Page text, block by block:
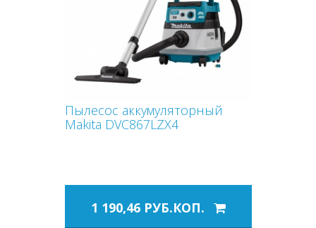
Пылесос аккумуляторный
Makita DVC867LZX4
1 190,46 РУБ.КОП.